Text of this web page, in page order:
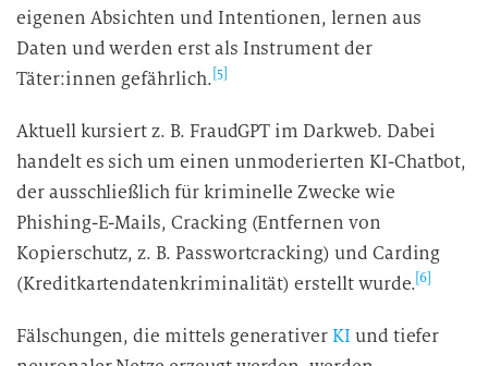
eigenen Absichten und Intentionen, lernen aus
Daten und werden erst als Instrument der
Täter:innen gefährlich. [5]
Aktuell kursiert z. B. FraudGPT im Darkweb. Dabei
handelt es sich um einen unmoderierten KI-Chatbot,
der ausschließlich für kriminelle Zwecke wie
Phishing-E-Mails, Cracking (Entfernen von
Kopierschutz, z. B. Passwortcracking) und Carding
(Kreditkartendatenkriminalität) erstellt wurde.[6]
Fälschungen, die mittels generativerKI und tiefer